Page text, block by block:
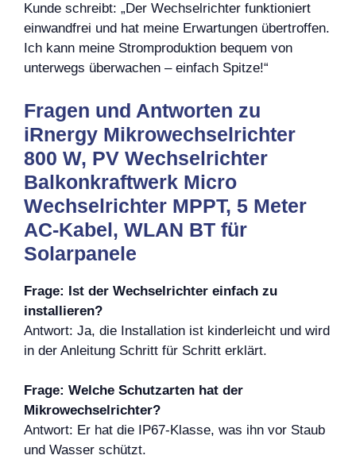
Kunde schreibt: „Der Wechselrichter funktioniert
einwandfrei und hat meine Erwartungen übertroffen.
Ich kann meine Stromproduktion bequem von
unterwegs überwachen – einfach Spitze!“
Fragen und Antworten zu
iRnergy Mikrowechselrichter
800 W, PV Wechselrichter
Balkonkraftwerk Micro
Wechselrichter MPPT, 5 Meter
AC-Kabel, WLAN BT für
Solarpanele
Frage: Ist der Wechselrichter einfach zu
installieren?
Antwort: Ja, die Installation ist kinderleicht und wird
in der Anleitung Schritt für Schritt erklärt.
Frage: Welche Schutzarten hat der
Mikrowechselrichter?
Antwort: Er hat die IP67-Klasse, was ihn vor Staub
und Wasser schützt.